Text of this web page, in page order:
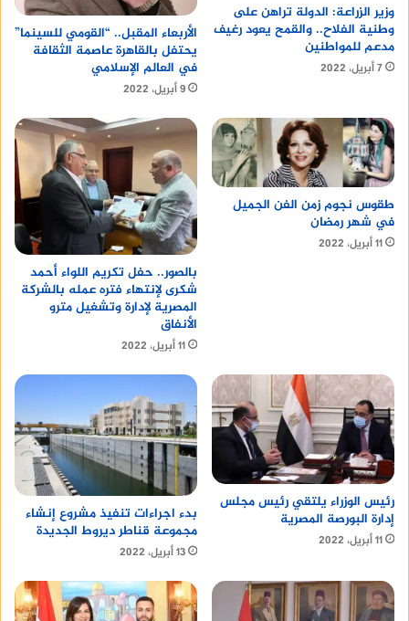
وزير الزراعة: الدولة تراهن على
وطنية الفلاح.. والقمح يعود رغيف
مدعم للمواطنين
7 أبريل، 2022
الأربعاء المقبل.. “القومي للسينما”
يحتفل بالقاهرة عاصمة الثقافة
في العالم الإسلامي
9 أبريل، 2022
طقوس نجوم زمن الفن الجميل
في شهر رمضان
11 أبريل، 2022
بالصور.. حفل تكريم اللواء أحمد
شكرى لإنتهاء فتره عمله بالشركة
المصرية لإدارة وتشغيل مترو
الأنفاق
11 أبريل، 2022
رئيس الوزراء يلتقي رئيس مجلس
إدارة البورصة المصرية
11 أبريل، 2022
بدء اجراءات تنفيذ مشروع إنشاء
مجموعة قناطر ديروط الجديدة
13 أبريل، 2022